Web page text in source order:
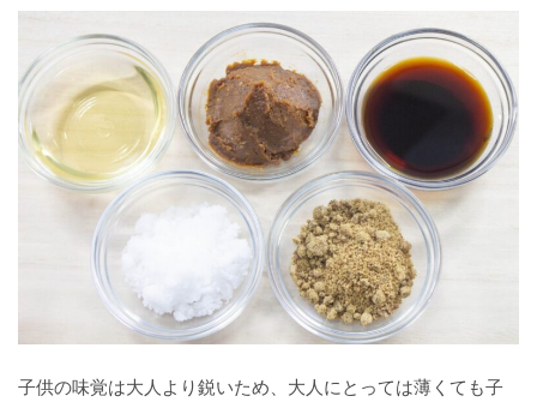
子供の味覚は大人より鋭いため、大人にとっては薄くても子